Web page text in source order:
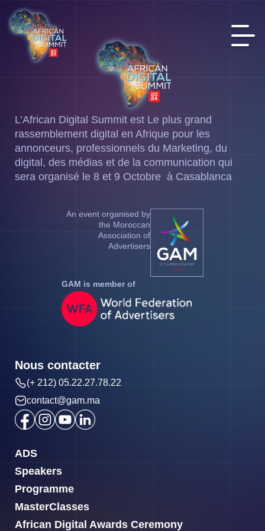
L’African Digital Summit est Le plus grand
rassemblement digital en Afrique pour les
annonceurs, professionnels du Marketing, du
digital, des médias et de la communication qui
sera organisé le 8 et 9 Octobre à Casablanca
An event organised by
the Moroccan
Association of
Advertisers
GAM is member of
ADS
Speakers
Programme
MasterClasses
African Digital Awards Ceremony
Nous contacter
(+ 212) 05.22.27.78.22
contact@gam.ma